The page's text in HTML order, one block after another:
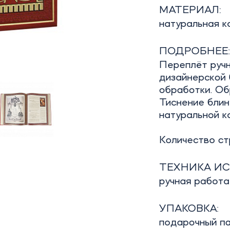
МАТЕРИАЛ:
натуральная
ПОДРОБНЕЕ:
Переплёт
дизайнерской
обработки.
Тиснение
натуральной
Количество
ТЕХНИКА
ручная работа
УПАКОВКА:
подарочный